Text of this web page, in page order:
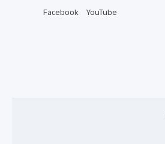
Facebook YouTube